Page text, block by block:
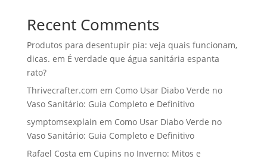
Recent Comments
Produtos para desentupir pia: veja quais funcionam,
dicas. em É verdade que água sanitária espanta
rato?
Thrivecrafter.com em Como Usar Diabo Verde no
Vaso Sanitário: Guia Completo e Definitivo
symptomsexplain em Como Usar Diabo Verde no
Vaso Sanitário: Guia Completo e Definitivo
Rafael Costa em Cupins no Inverno: Mitos e